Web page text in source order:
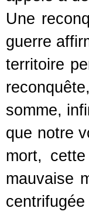
Une
guerre
territoire
somme,
que notre
mort,
mauvaise